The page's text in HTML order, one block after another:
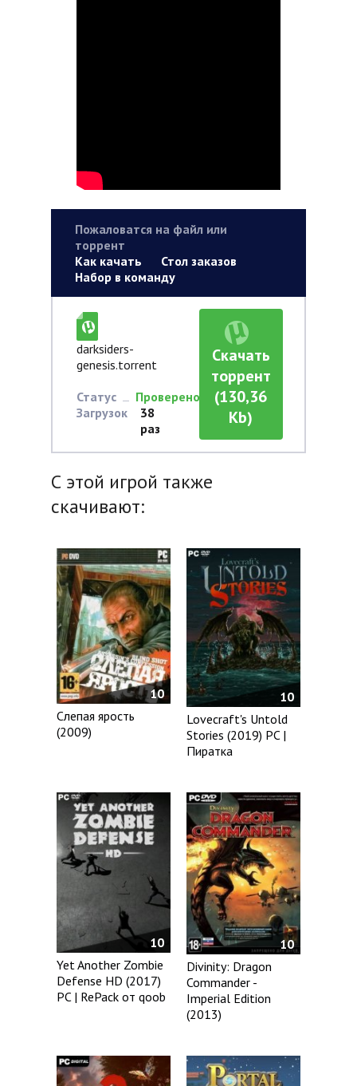
Пожаловатся на файл или
торрент
Как качать
Стол заказов
Набор в команду
darksiders-
genesis.torrent
Статус
Проверено
Загрузок
38
раз
Скачать
торрент
(130,36
Kb)
С этой игрой также
скачивают:
10
Слепая ярость
(2009)
10
Lovecraft's Untold
Stories (2019) PC |
Пиратка
10
Yet Another Zombie
Defense HD (2017)
PC | RePack от qoob
10
Divinity: Dragon
Commander -
Imperial Edition
(2013)